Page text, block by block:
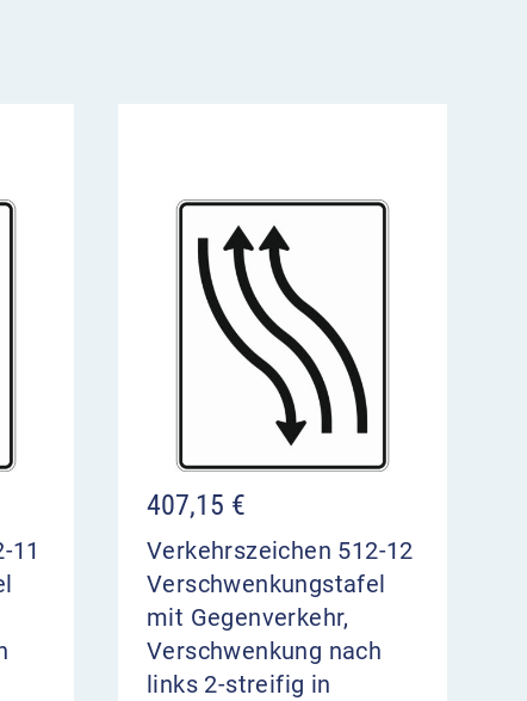
11
407,15 €
Verkehrszeichen 512-12
Verschwenkungstafel
mit Gegenverkehr,
Verschwenkung nach
links 2-streifig in